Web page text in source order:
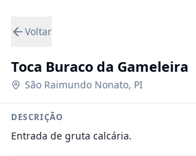
Voltar
Toca Buraco da Gameleira
São Raimundo Nonato, PI
DESCRIÇÃO
Entrada de gruta calcária.